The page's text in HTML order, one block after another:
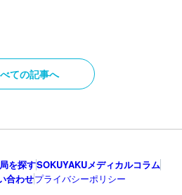
ての記事へ
を探すSOKUYAKUメディカルコラム
合わせプライバシーポリシー